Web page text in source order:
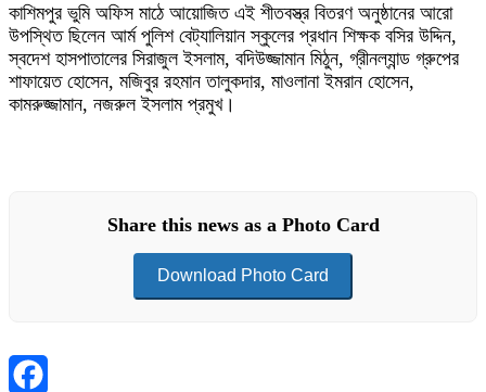
কাশিমপুর ভুমি অফিস মাঠে আয়োজিত এই শীতবস্ত্র বিতরণ অনুষ্ঠানের আরো
উপস্থিত ছিলেন আর্ম পুলিশ বেট্যালিয়ান স্কুলের প্রধান শিক্ষক বসির উদ্দিন,
স্বদেশ হাসপাতালের সিরাজুল ইসলাম, বদিউজ্জামান মিঠুন, গ্রীনল্যান্ড গ্রুপের
শাফায়েত হোসেন, মজিবুর রহমান তালুকদার, মাওলানা ইমরান হোসেন,
কামরুজ্জামান, নজরুল ইসলাম প্রমুখ।
Share this news as a Photo Card
Download Photo Card